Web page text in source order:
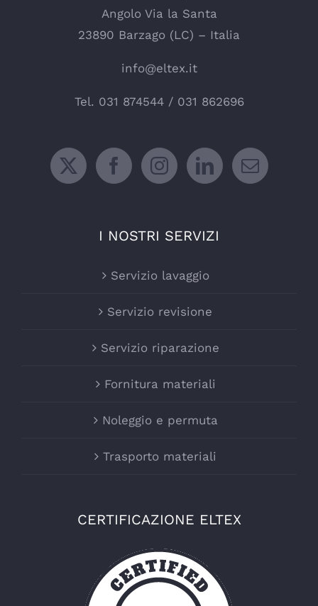
Angolo Via la Santa
23890 Barzago (LC) – Italia
info@eltex.it
Tel. 031 874544/ 031 862696
I NOSTRI SERVIZI
Servizio lavaggio
Servizio revisione
Servizio riparazione
Fornitura materiali
Noleggio e permuta
Trasporto materiali
CERTIFICAZIONE ELTEX